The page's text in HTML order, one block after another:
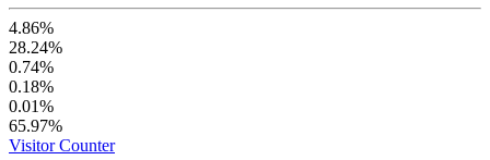
4.86%
28.24%
0.74%
0.18%
0.01%
65.97%
Visitor Counter